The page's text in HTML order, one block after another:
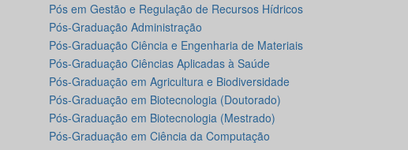
Pós em Gestão e Regulação de Recursos Hídricos
Pós-Graduação Administração
Pós-Graduação Ciência e Engenharia de Materiais
Pós-Graduação Ciências Aplicadas à Saúde
Pós-Graduação em Agricultura e Biodiversidade
Pós-Graduação em Biotecnologia (Doutorado)
Pós-Graduação em Biotecnologia (Mestrado)
Pós-Graduação em Ciência da Computação